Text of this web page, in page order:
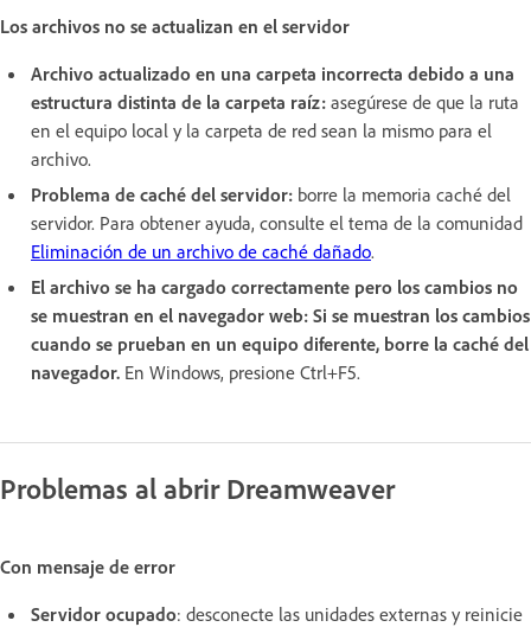
Los archivos no se actualizan en el servidor
Archivo actualizado en una carpeta incorrecta debido a una
estructura distinta de la carpeta raíz: asegúrese de que la ruta
en el equipo local y la carpeta de red sean la mismo para el
archivo.
Problema de caché del servidor: borre la memoria caché del
servidor. Para obtener ayuda, consulte el tema de la comunidad
Eliminación de un archivo de caché dañado.
El archivo se ha cargado correctamente pero los cambios no
se muestran en el navegador web: Si se muestran los cambios
cuando se prueban en un equipo diferente, borre la caché del
navegador. En Windows, presione Ctrl+F5.
Problemas al abrir Dreamweaver
Con mensaje de error
Servidor ocupado: desconecte las unidades externas y reinicie